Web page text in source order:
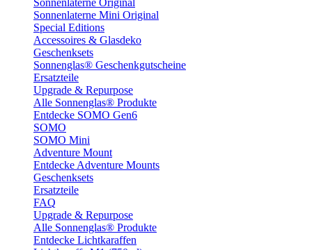
Sonnenlaterne Original
Sonnenlaterne Mini Original
Special Editions
Accessoires & Glasdeko
Geschenksets
Sonnenglas® Geschenkgutscheine
Ersatzteile
Upgrade & Repurpose
Alle Sonnenglas® Produkte
Entdecke SOMO Gen6
SOMO
SOMO Mini
Adventure Mount
Entdecke Adventure Mounts
Geschenksets
Ersatzteile
FAQ
Upgrade & Repurpose
Alle Sonnenglas® Produkte
Entdecke Lichtkaraffen